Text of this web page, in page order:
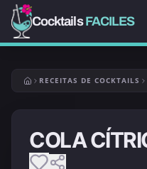
CocktailsFACILES
RECEITAS DE COCKTAILS
COLA